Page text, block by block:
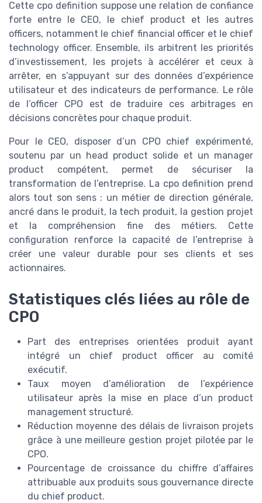
Cette cpo definition suppose une relation de confiance
forte entre le CEO, le chief product et les autres
officers, notamment le chief financial officer et le chief
technology officer. Ensemble, ils arbitrent les priorités
d’investissement, les projets à accélérer et ceux à
arrêter, en s’appuyant sur des données d’expérience
utilisateur et des indicateurs de performance. Le rôle
de l’officer CPO est de traduire ces arbitrages en
décisions concrètes pour chaque produit.
Pour le CEO, disposer d’un CPO chief expérimenté,
soutenu par un head product solide et un manager
product compétent, permet de sécuriser la
transformation de l’entreprise. La cpo definition prend
alors tout son sens : un métier de direction générale,
ancré dans le produit, la tech produit, la gestion projet
et la compréhension fine des métiers. Cette
configuration renforce la capacité de l’entreprise à
créer une valeur durable pour ses clients et ses
actionnaires.
Statistiques clés liées au rôle de
CPO
Part des entreprises orientées produit ayant
intégré un chief product officer au comité
exécutif.
Taux moyen d’amélioration de l’expérience
utilisateur après la mise en place d’un product
management structuré.
Réduction moyenne des délais de livraison projets
grâce à une meilleure gestion projet pilotée par le
CPO.
Pourcentage de croissance du chiffre d’affaires
attribuable aux produits sous gouvernance directe
du chief product.